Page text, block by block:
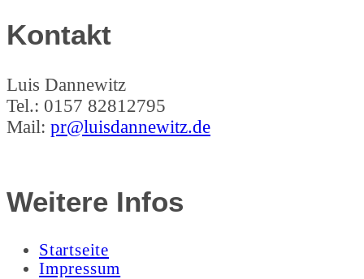
Kontakt
Luis Dannewitz
Tel.: 0157 82812795
Mail: pr@luisdannewitz.de
Weitere Infos
Startseite
Impressum